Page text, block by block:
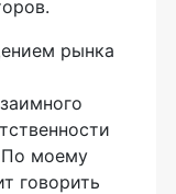
рынка
моему
говорить